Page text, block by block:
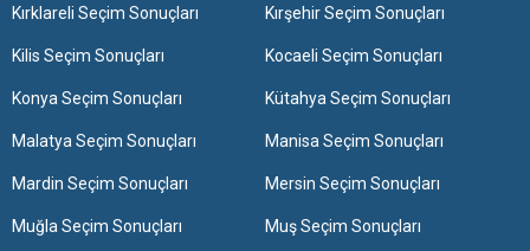
Kırklareli Seçim Sonuçları Kırşehir Seçim Sonuçları
Kilis Seçim Sonuçları Kocaeli Seçim Sonuçları
Konya Seçim Sonuçları Kütahya Seçim Sonuçları
Malatya Seçim Sonuçları Manisa Seçim Sonuçları
Mardin Seçim Sonuçları Mersin Seçim Sonuçları
Muğla Seçim Sonuçları Muş Seçim Sonuçları